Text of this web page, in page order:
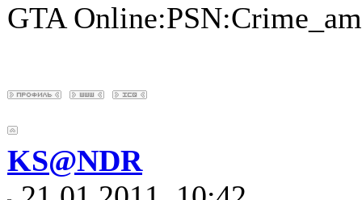
GTA
KS@NDR